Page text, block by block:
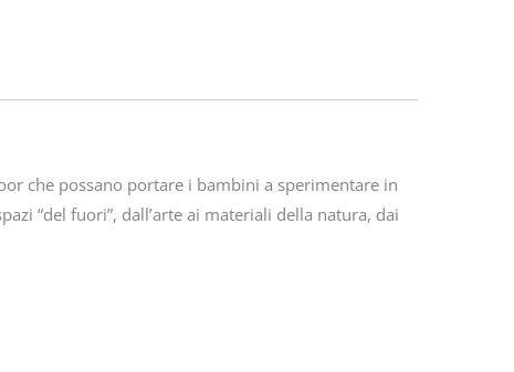
che possano portare i bambini a sperimentare in
“del fuori”, dall’arte ai materiali della natura, dai